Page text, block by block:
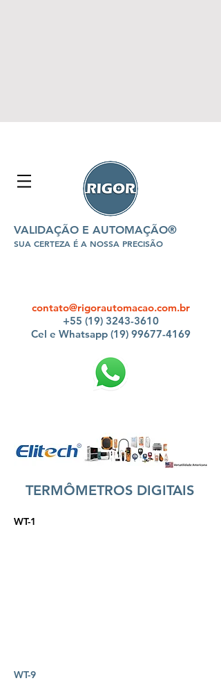
VALIDAÇÃO E AUTOMAÇÃO®
SUA CERTEZA É A NOSSA PRECISÃO
contato@rigorautomacao.com.br
+55 (19) 3243-3610
Cel e Whatsapp (19) 99677-4169
TERMÔMETROS DIGITAIS
WT-1
WT-9